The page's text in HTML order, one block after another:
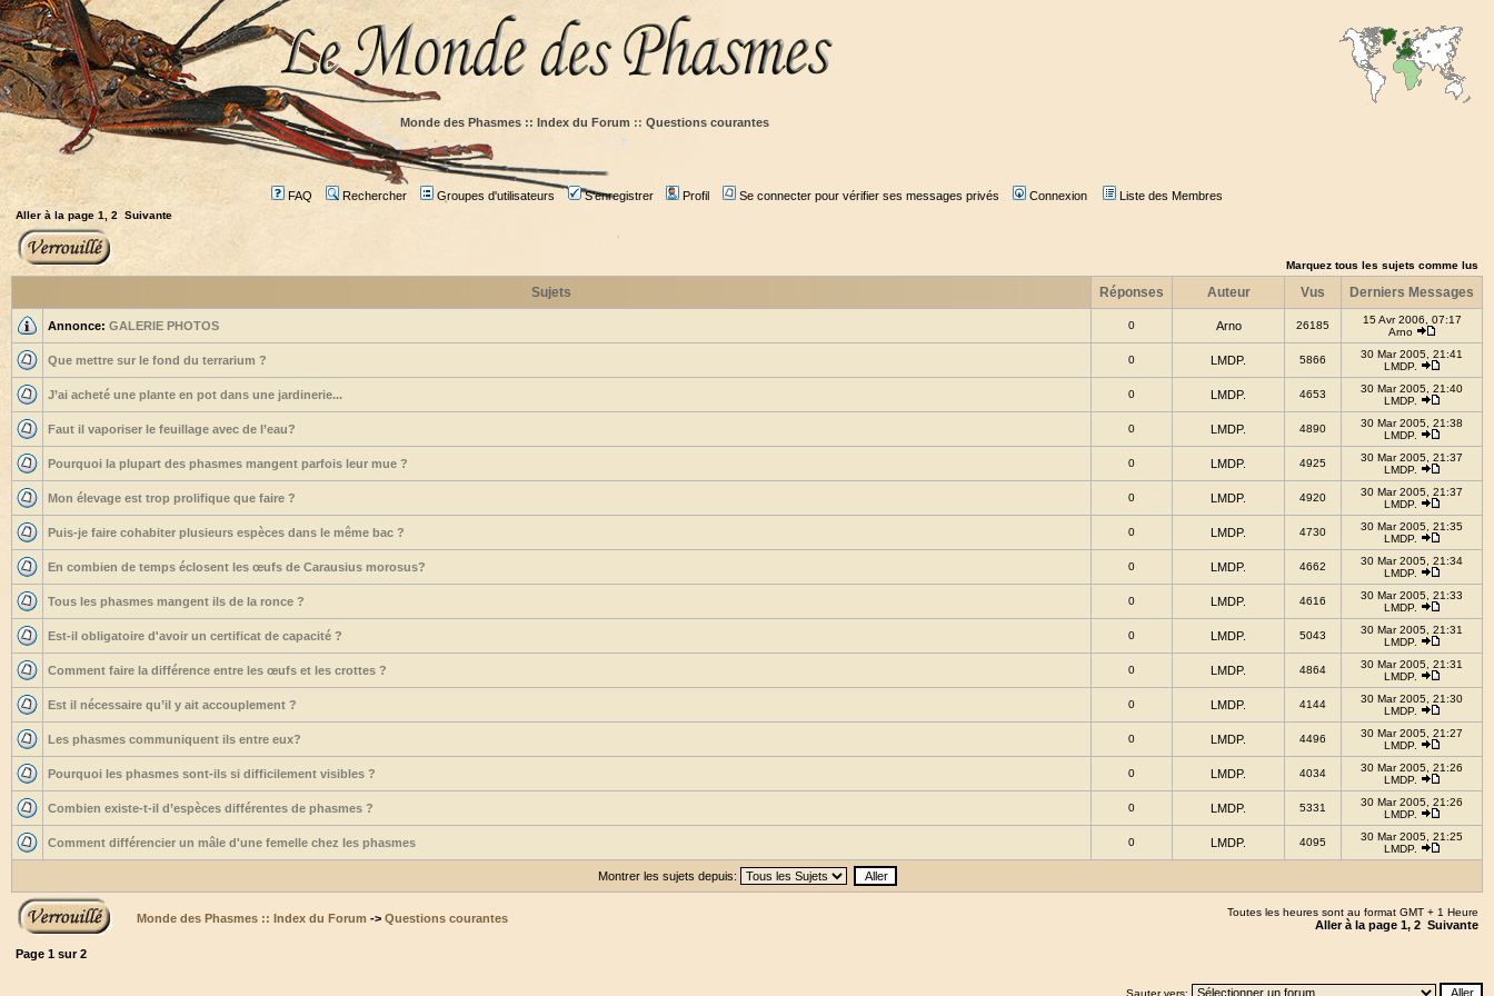
Monde des Phasmes :: Index du Forum :: Questions courantes
FAQ Rechercher Groupes d'utilisateurs S'enregistrer Profil Se connecter pour vérifier ses messages privés Connexion Liste des Membres
Aller à la page 1 2 Suivante
Marquez tous les sujets comme lus
Sujets Réponses Auteur Vus Derniers Messages
Annonce: GALERIE PHOTOS 0 Arno 26185
15 Avr 2006, 07:17
Arno
Que mettre sur le fond du terrarium ? 0 LMDP. 5866
30 Mar 2005, 21:41
LMDP.
J’ai acheté une plante en pot dans une jardinerie... 0 LMDP. 4653
30 Mar 2005, 21:40
LMDP.
Faut il vaporiser le feuillage avec de l’eau? 0 LMDP. 4890
30 Mar 2005, 21:38
LMDP.
Pourquoi la plupart des phasmes mangent parfois leur mue ? 0 LMDP. 4925
30 Mar 2005, 21:37
LMDP.
Mon élevage est trop prolifique que faire ? 0 LMDP. 4920
30 Mar 2005, 21:37
LMDP.
Puis-je faire cohabiter plusieurs espèces dans le même bac ? 0 LMDP. 4730
30 Mar 2005, 21:35
LMDP.
En combien de temps éclosent les œufs de Carausius morosus? 0 LMDP. 4662
30 Mar 2005, 21:34
LMDP.
Tous les phasmes mangent ils de la ronce ? 0 LMDP. 4616
30 Mar 2005, 21:33
LMDP.
Est-il obligatoire d'avoir un certificat de capacité ? 0 LMDP. 5043
30 Mar 2005, 21:31
LMDP.
Comment faire la différence entre les œufs et les crottes ? 0 LMDP. 4864
30 Mar 2005, 21:31
LMDP.
Est il nécessaire qu’il y ait accouplement ? 0 LMDP. 4144
30 Mar 2005, 21:30
LMDP.
Les phasmes communiquent ils entre eux? 0 LMDP. 4496
30 Mar 2005, 21:27
LMDP.
Pourquoi les phasmes sont-ils si difficilement visibles ? 0 LMDP. 4034
30 Mar 2005, 21:26
LMDP.
Combien existe-t-il d’espèces différentes de phasmes ? 0 LMDP. 5331
30 Mar 2005, 21:26
LMDP.
Comment différencier un mâle d'une femelle chez les phasmes 0 LMDP. 4095
30 Mar 2005, 21:25
LMDP.
Montrer les sujets depuis:
Monde des Phasmes :: Index du Forum -> Questions courantes Toutes les heures sont au format GMT + 1 Heure
Aller à la page 1, 2 Suivante
Page 1 sur2
Sauter vers: